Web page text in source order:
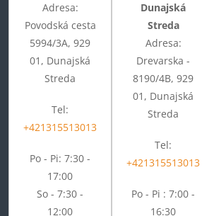
Adresa:
Povodská cesta
5994/3A, 929
01, Dunajská
Streda
Tel:
+421315513013
Po - Pi: 7:30 -
17:00
So - 7:30 -
12:00
Dunajská
Streda
Adresa:
Drevarska -
8190/4B, 929
01, Dunajská
Streda
Tel:
+421315513013
Po - Pi : 7:00 -
16:30